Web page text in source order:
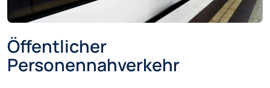
Öffentlicher
Personennahverkehr